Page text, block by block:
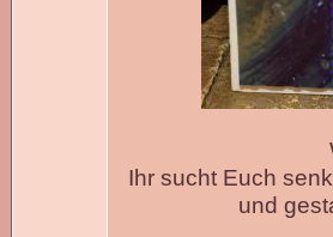
Ihr sucht Euch
und